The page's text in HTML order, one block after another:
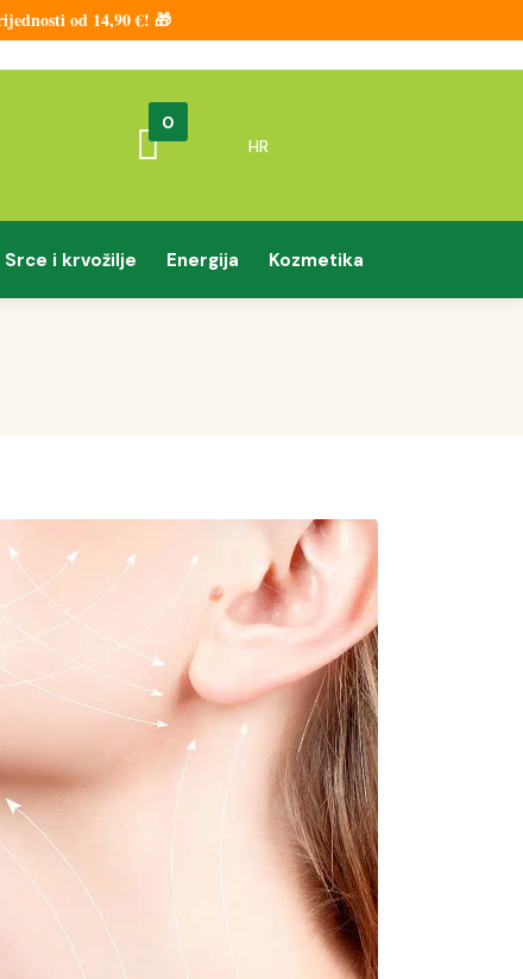
od 14,90 €! 🎁
0
HR
Srce i krvožilje Energija Kozmetika